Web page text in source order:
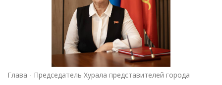
Глава - Председатель Хурала представителей города